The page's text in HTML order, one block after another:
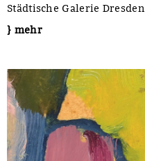
Städtische Galerie Dresden
} mehr